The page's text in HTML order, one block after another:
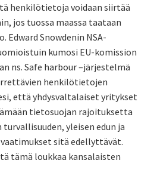
henkilötietoja voidaan siirtää
jos tuossa maassa taataan
Snowdenin NSA-
kumosi EU-komission
ns. Safe harbour –järjestelmä
henkilötietojen
että yhdysvaltalaiset yritykset
tietosuojan rajoituksetta
turvallisuuden, yleisen edun ja
sitä edellyttävät.
tämä loukkaa kansalaisten